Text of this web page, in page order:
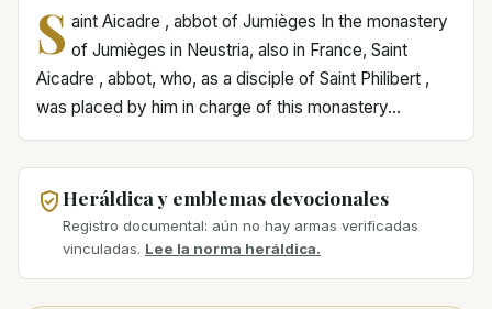
S aint Aicadre , abbot of Jumièges In the monastery
of Jumièges in Neustria, also in France, Saint
Aicadre , abbot, who, as a disciple of Saint Philibert ,
was placed by him in charge of this monastery...
Heráldica y emblemas devocionales
Registro documental: aún no hay armas verificadas
vinculadas. Lee la norma heráldica.